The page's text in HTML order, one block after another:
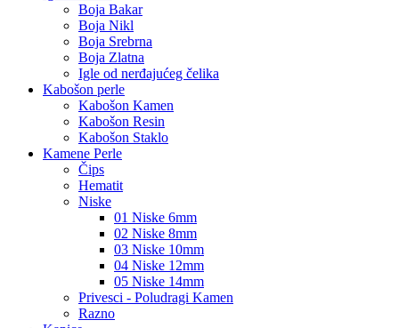
Boja Bakar
Boja Nikl
Boja Srebrna
Boja Zlatna
Igle od nerđajućeg čelika
Kabošon perle
Kabošon Kamen
Kabošon Resin
Kabošon Staklo
Kamene Perle
Čips
Hematit
Niske
01 Niske 6mm
02 Niske 8mm
03 Niske 10mm
04 Niske 12mm
05 Niske 14mm
Privesci - Poludragi Kamen
Razno